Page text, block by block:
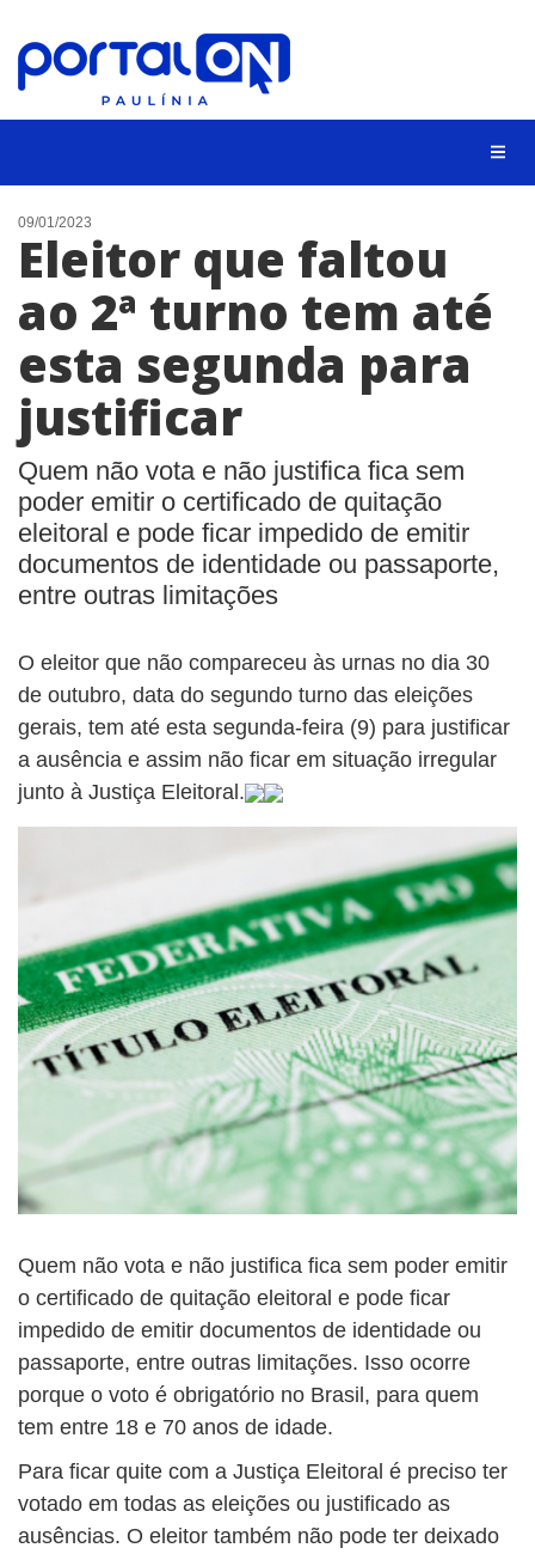
CIDADES
EVENTOS
EMPREGO
ANIVERSÁRIO DAS CIDADES
ANUNCIE
CONTATO
BUSCAR
09/01/2023
Eleitor que faltou
ao 2ª turno tem até
esta segunda para
justificar
Quem não vota e não justifica fica sem
poder emitir o certificado de quitação
eleitoral e pode ficar impedido de emitir
documentos de identidade ou passaporte,
entre outras limitações
O eleitor que não compareceu às urnas no dia 30
de outubro, data do segundo turno das eleições
gerais, tem até esta segunda-feira (9) para justificar
a ausência e assim não ficar em situação irregular
junto à Justiça Eleitoral.
Quem não vota e não justifica fica sem poder emitir
o certificado de quitação eleitoral e pode ficar
impedido de emitir documentos de identidade ou
passaporte, entre outras limitações. Isso ocorre
porque o voto é obrigatório no Brasil, para quem
tem entre 18 e 70 anos de idade.
Para ficar quite com a Justiça Eleitoral é preciso ter
votado em todas as eleições ou justificado as
ausências. O eleitor também não pode ter deixado